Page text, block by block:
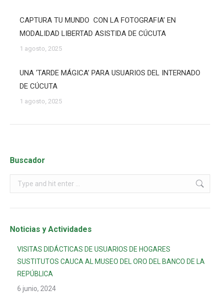
CAPTURA TU MUNDO CON LA FOTOGRAFIA’ EN
MODALIDAD LIBERTAD ASISTIDA DE CÚCUTA
1 agosto, 2025
UNA ‘TARDE MÁGICA’ PARA USUARIOS DEL INTERNADO
DE CÚCUTA
1 agosto, 2025
Buscador
Noticias y Actividades
VISITAS DIDÁCTICAS DE USUARIOS DE HOGARES
SUSTITUTOS CAUCA AL MUSEO DEL ORO DEL BANCO DE LA
REPÚBLICA
6 junio, 2024